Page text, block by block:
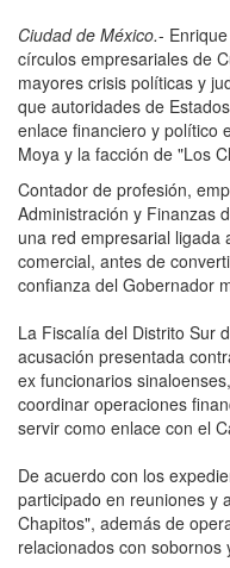
Ciudad de México.-
círculos empresariales de
mayores crisis políticas y
que autoridades de
enlace financiero y político
Moya y la facción de "Los
Contador de profesión,
Administración y Finanzas
una red empresarial ligada
comercial, antes de
confianza del Gobernador
La Fiscalía del Distrito Sur
acusación presentada
ex funcionarios
coordinar operaciones
servir como enlace con el
De acuerdo con los
participado en reuniones y
Chapitos", además de
relacionados con sobornos